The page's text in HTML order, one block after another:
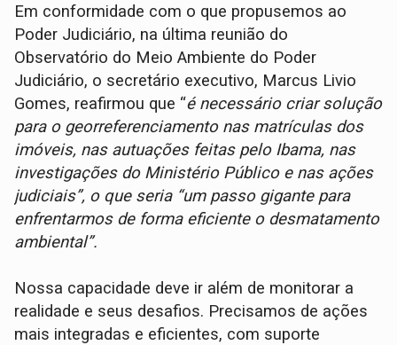
Em conformidade com o que propusemos ao
Poder Judiciário, na última reunião do
Observatório do Meio Ambiente do Poder
Judiciário, o secretário executivo, Marcus Livio
Gomes, reafirmou que “é necessário criar solução
para o georreferenciamento nas matrículas dos
imóveis, nas autuações feitas pelo Ibama, nas
investigações do Ministério Público e nas ações
judiciais”, o que seria “um passo gigante para
enfrentarmos de forma eficiente o desmatamento
ambiental”.
Nossa capacidade deve ir além de monitorar a
realidade e seus desafios. Precisamos de ações
mais integradas e eficientes, com suporte